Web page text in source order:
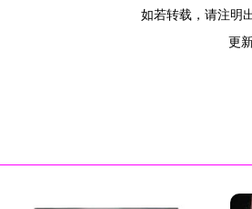
如若转载，请注明
更